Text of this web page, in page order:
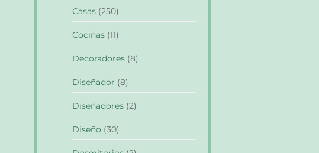
Casas (250)
Cocinas (11)
Decoradores (8)
Diseñador (8)
Diseñadores (2)
Diseño (30)